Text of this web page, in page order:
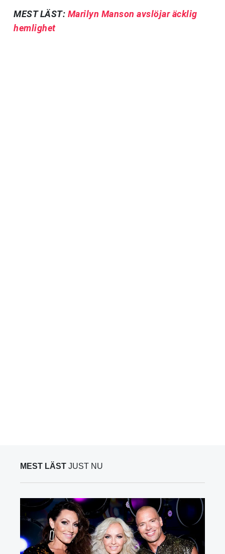
MEST LÄST: Marilyn Manson avslöjar äcklig
hemlighet
MEST LÄST JUST NU